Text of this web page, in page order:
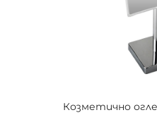
Козметично